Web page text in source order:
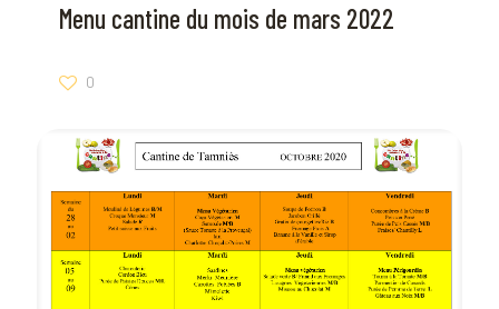
Menu cantine du mois de mars 2022
0